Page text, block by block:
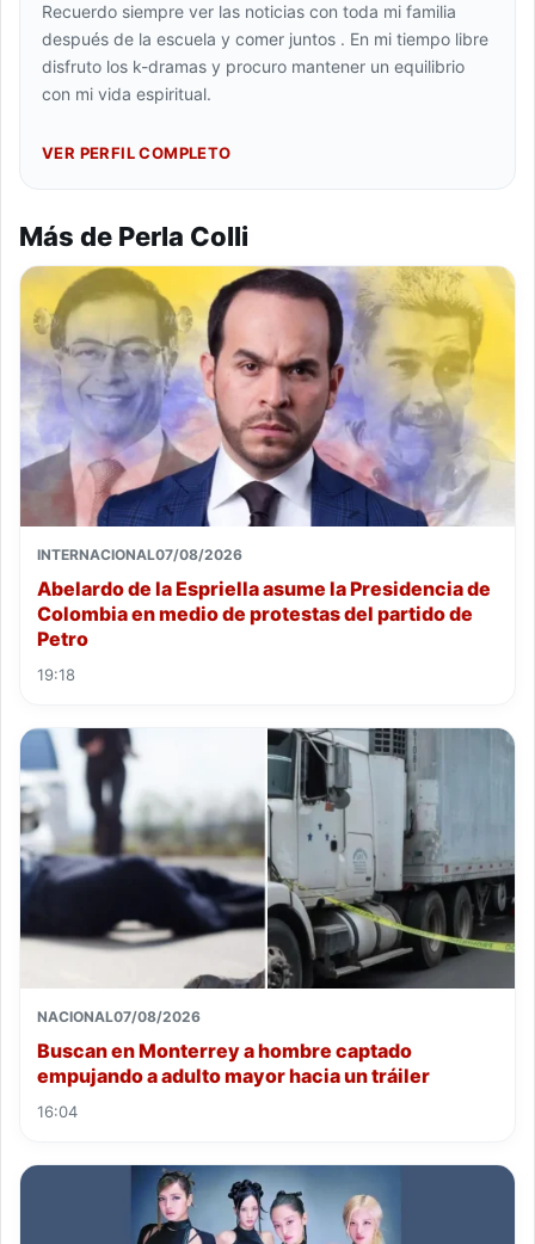
Recuerdo siempre ver las noticias con toda mi familia
después de la escuela y comer juntos . En mi tiempo libre
disfruto los k-dramas y procuro mantener un equilibrio
con mi vida espiritual.
VER PERFIL COMPLETO
Más de Perla Colli
INTERNACIONAL07/08/2026
Abelardo de la Espriella asume la Presidencia de
Colombia en medio de protestas del partido de
Petro
19:18
NACIONAL07/08/2026
Buscan en Monterrey a hombre captado
empujando a adulto mayor hacia un tráiler
16:04